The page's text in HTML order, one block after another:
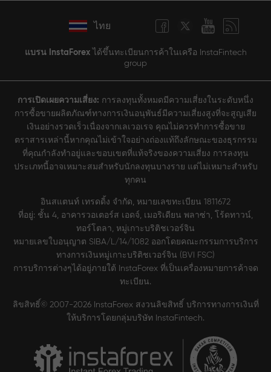
ไทย
แบรน InstaForexได้ขึ้นทะเบียนการค้าในเครือ InstaFintech
group
การเปิดเผยความเสี่ยง: การลงทุนทั้งหมดมีความเสี่ยงในระดับหนึ่ง
การซื้อขายผลิตภัณฑ์ทางการเงินอนุพันธ์มีความเสี่ยงสูงที่จะสูญเสีย
เงินอย่างรวดเร็วเนื่องจากเลเวอเรจ คุณไม่ควรทำการซื้อขาย
ตราสารเหล่านี้หากคุณไม่เข้าใจอย่างถ่องแท้ถึงลักษณะของธุรกรรม
ที่คุณกำลังทำอยู่และขอบเขตที่แท้จริงของความเสี่ยง การลงทุน
ประเภทนี้อาจเหมาะสมสำหรับนักลงทุนบางราย แต่ไม่เหมาะสำหรับ
ทุกคน
อินสแตนท์ เทรดดิ้ง จำกัด, หมายเลขทะเบียน 1811672
ที่อยู่: ชั้น 4, อาคารวอเตอร์ส เอดจ์, เมอริเดียน พลาซ่า, โร้ดทาวน์,
ทอร์โตลา, หมู่เกาะบริติชเวอร์จิน
หมายเลขใบอนุญาต SIBA/L/14/1082 ออกโดยคณะกรรมการบริการ
ทางการเงินหมู่เกาะบริติชเวอร์จิน (BVI FSC)
การบริการต่างๆได้อยู่ภายใต้ InstaForex ที่เป็นเครื่องหมายการค้าจด
ทะเบียน.
ลิขสิทธิ์© 2007-2026 InstaForex สงวนลิขสิทธิ์ บริการทางการเงินที่
ให้บริการโดยกลุ่มบริษัท InstaFintech.